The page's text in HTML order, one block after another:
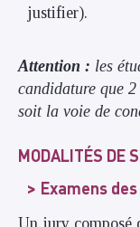
justifier).
Attention : les
candidature que
soit la voie de
MODALITÉS DE
Examens
Un jury composé